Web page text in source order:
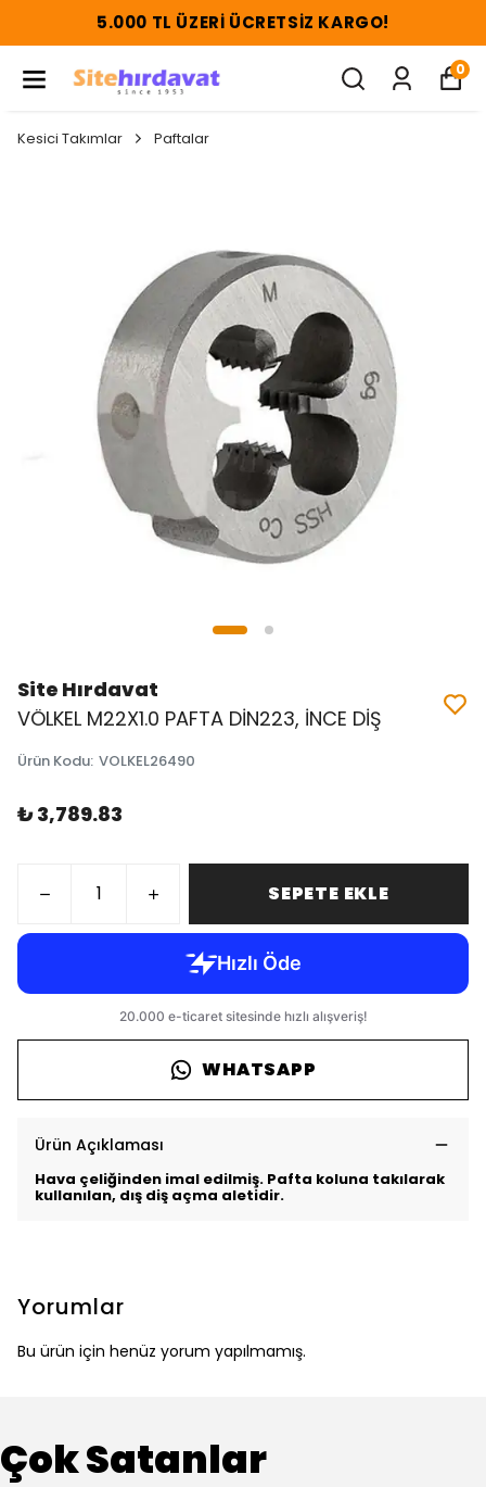
5.000 TL ÜZERI ÜCRETSIZ KARGO!
0
Kesici Takımlar Paftalar
Site Hırdavat
VÖLKEL M22X1.0 PAFTA DİN223, İNCE DİŞ
Ürün Kodu: VOLKEL26490
₺ 3,789.83
SEPETE EKLE
WHATSAPP
Ürün Açıklaması
Hava çeliğinden imal edilmiş. Pafta koluna takılarak
kullanılan, dış diş açma aletidir.
Yorumlar
Bu ürün için henüz yorum yapılmamış.
Çok Satanlar